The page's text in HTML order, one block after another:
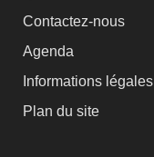
Contactez-nous
Agenda
Informations légales
Plan du site